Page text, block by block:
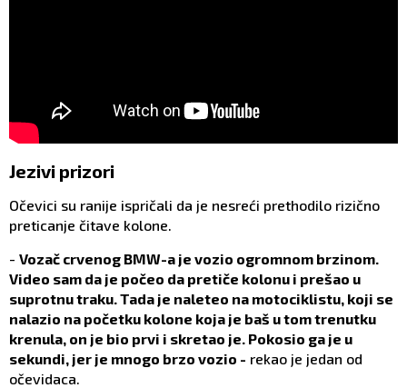
Jezivi prizori
Očevici su ranije ispričali da je nesreći prethodilo rizično
preticanje čitave kolone.
- Vozač crvenog BMW-a je vozio ogromnom brzinom.
Video sam da je počeo da pretiče kolonu i prešao u
suprotnu traku. Tada je naleteo na motociklistu, koji se
nalazio na početku kolone koja je baš u tom trenutku
krenula, on je bio prvi i skretao je. Pokosio ga je u
sekundi, jer je mnogo brzo vozio - rekao je jedan od
očevidaca.